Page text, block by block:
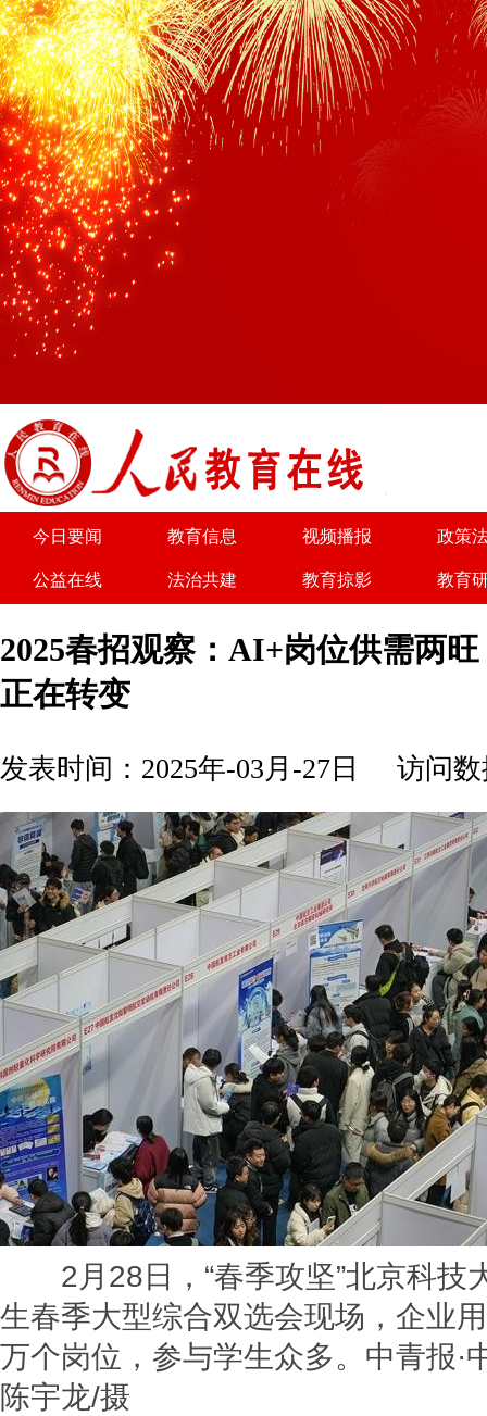
今日要闻 教育信息 视频播报 政策
公益在线 法治共建 教育掠影 教育
2025春招观察：AI+岗位供需两
正在转变
发表时间：2025年-03月-27日 访问数
2月28日，“春季攻坚”北京科技
生春季大型综合双选会现场，企业
万个岗位，参与学生众多。中青报·
陈宇龙/摄